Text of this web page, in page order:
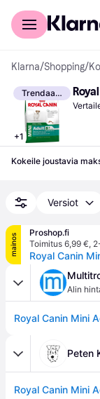
Kuluttajille
Klarna/Shopping/
Trendaava
+1
Kokeile joustavia
Versiot
mainos
Proshop.fi
Toimitus 6,99 €,
Royal Canin
Alin
Peten
Royal Canin Mini